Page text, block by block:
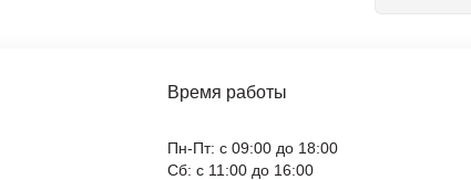
Время работы
Пн-Пт: с 09:00 до 18:00
Сб: с 11:00 до 16:00